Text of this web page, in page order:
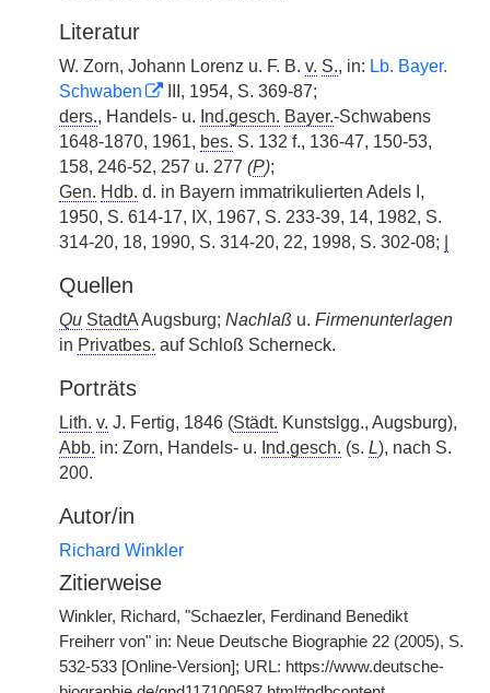
Literatur
W. Zorn, Johann Lorenz u. F. B. v. S., in: Lb. Bayer.
Schwaben
III, 1954, S. 369-87;
ders., Handels- u. Ind.gesch. Bayer.-Schwabens
1648-1870, 1961, bes. S. 132 f., 136-47, 150-53,
158, 246-52, 257 u. 277 (P);
Gen. Hdb. d. in Bayern immatrikulierten Adels I,
1950, S. 614-17, IX, 1967, S. 233-39, 14, 1982, S.
314-20, 18, 1990, S. 314-20, 22, 1998, S. 302-08;
Quellen
Qu StadtAAugsburg; Nachlaß u. Firmenunterlagen
in Privatbes. auf Schloß Scherneck.
Porträts
Lith. v. J. Fertig, 1846 (Städt. Kunstslgg., Augsburg),
Abb. in: Zorn, Handels- u. Ind.gesch. (s. L), nach S.
200.
Autor/in
Richard Winkler
Zitierweise
Winkler, Richard, "Schaezler, Ferdinand Benedikt
Freiherr von" in: Neue Deutsche Biographie 22 (2005), S.
532-533 [Online-Version]; URL: https://www.deutsche-